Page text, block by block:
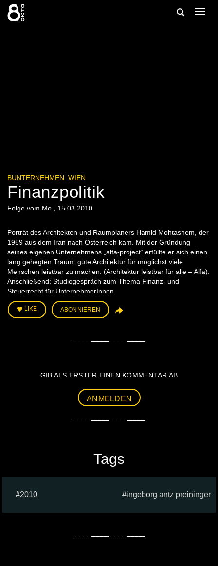
Zum
Inhalt
springen
Suche
BUNTERNEHMEN. WIEN
Finanzpolitik
Folge vom Mo., 15.03.2010
Porträt des Architekten und Raumplaners Hamid Mohtashem, der
1959 aus dem Iran nach Österreich kam. Mit der Gründung
seines eigenen Unternehmens „alfa-project“ erfüllte er sich einen
lang gehegten Traum: gute Architektur für möglichst viele
Menschen leistbar zu machen. (Architektur leistbar für alle – Alfa).
Anschließend: Studiogespräch zum Thema Finanz- und
Steuerrecht für UnternehmerInnen.
LIKE ABONNIEREN
GIB ALS ERSTER EINEN KOMMENTAR AB
ANMELDEN
Tags
2010 ingeborg antz preininger